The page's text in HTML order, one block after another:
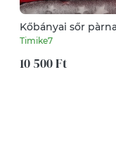
Kőbányai sőr
Timike7
10 500 Ft